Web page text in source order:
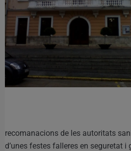
recomanacions de les autoritats
d’unes festes falleres en seguretat